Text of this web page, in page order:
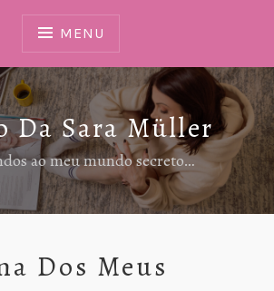
MENU
Da Sara Müller
ao meu mundo secreto…
Dos Meus